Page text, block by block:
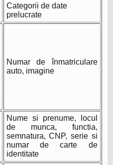
Categorii de date
prelucrate
Numar de înmatriculare
auto, imagine
Nume si prenume, locul
de munca, functia,
semnatura, CNP, serie si
numar de carte de
identitate